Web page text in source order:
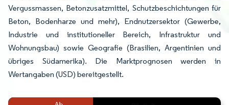
Vergussmassen, Betonzusatzmittel, Schutzbeschichtungen für
Beton, Bodenharze und mehr), Endnutzersektor (Gewerbe,
Industrie und institutioneller Bereich, Infrastruktur und
Wohnungsbau) sowie Geografie (Brasilien, Argentinien und
übriges Südamerika). Die Marktprognosen werden in
Wertangaben (USD) bereitgestellt.